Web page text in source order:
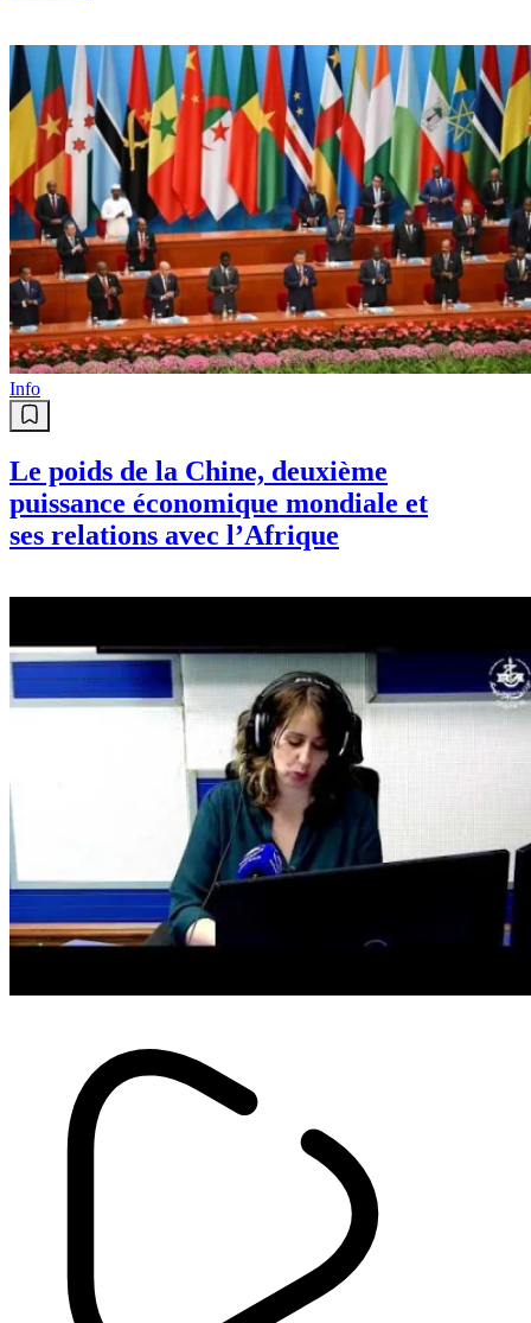
Info
Le poids de la Chine, deuxième
puissance économique mondiale et
ses relations avec l’Afrique